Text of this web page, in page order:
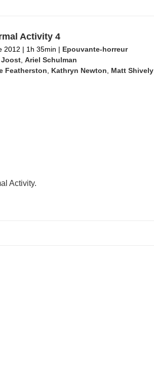
Activity 4
2012 | 1h 35min | Epouvante-horreur
Joost, Ariel Schulman
Featherston Kathryn Newton Matt Shively
Activity.